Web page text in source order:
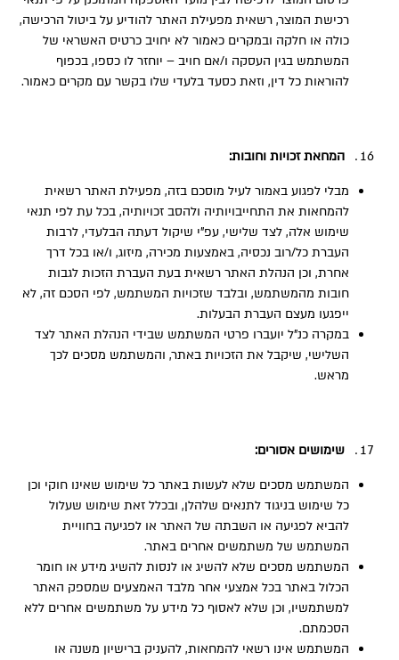
רכישת המוצר, רשאית מפעילת האתר להודיע על ביטול הרכישה,
כולה או חלקה ובמקרים כאמור לא יחויב כרטיס האשראי של
המשתמש בגין העסקה ו/אם חויב – יוחזר לו כספו, בכפוף
להוראות כל דין, וזאת כסעד בלעדי שלו בקשר עם מקרים כאמור.
המחאת זכויות וחובות:
מבלי לפגוע באמור לעיל מוסכם בזה, מפעילת האתר רשאית
להמחאות את התחייבויותיה ולהסב זכויותיה, בכל עת לפי תנאי
שימוש אלה, לצד שלישי, עפ”י שיקול דעתה הבלעדי, לרבות
העברת כל/רוב נכסיה, באמצעות מכירה, מיזוג, ו/או בכל דרך
אחרת, וכן הנהלת האתר רשאית בעת העברת הזכות לגבות
חובות מהמשתמש, ובלבד שזכויות המשתמש, לפי הסכם זה, לא
ייפגעו מעצם העברת הבעלות.
במקרה כנ”ל יועברו פרטי המשתמש שבידי הנהלת האתר לצד
השלישי, שיקבל את הזכויות באתר, והמשתמש מסכים לכך
מראש.
שימושים אסורים:
המשתמש מסכים שלא לעשות באתר כל שימוש שאינו חוקי וכן
כל שימוש בניגוד לתנאים שלהלן, ובכלל זאת שימוש שעלול
להביא לפגיעה או השבתה של האתר או לפגיעה בחוויית
המשתמש של משתמשים אחרים באתר.
המשתמש מסכים שלא להשיג או לנסות להשיג מידע או חומר
הכלול באתר בכל אמצעי אחר מלבד האמצעים שמספק האתר
למשתמשיו, וכן שלא לאסוף כל מידע על משתמשים אחרים ללא
הסכמתם.
המשתמש אינו רשאי להמחאות, להעניק ברישיון משנה או